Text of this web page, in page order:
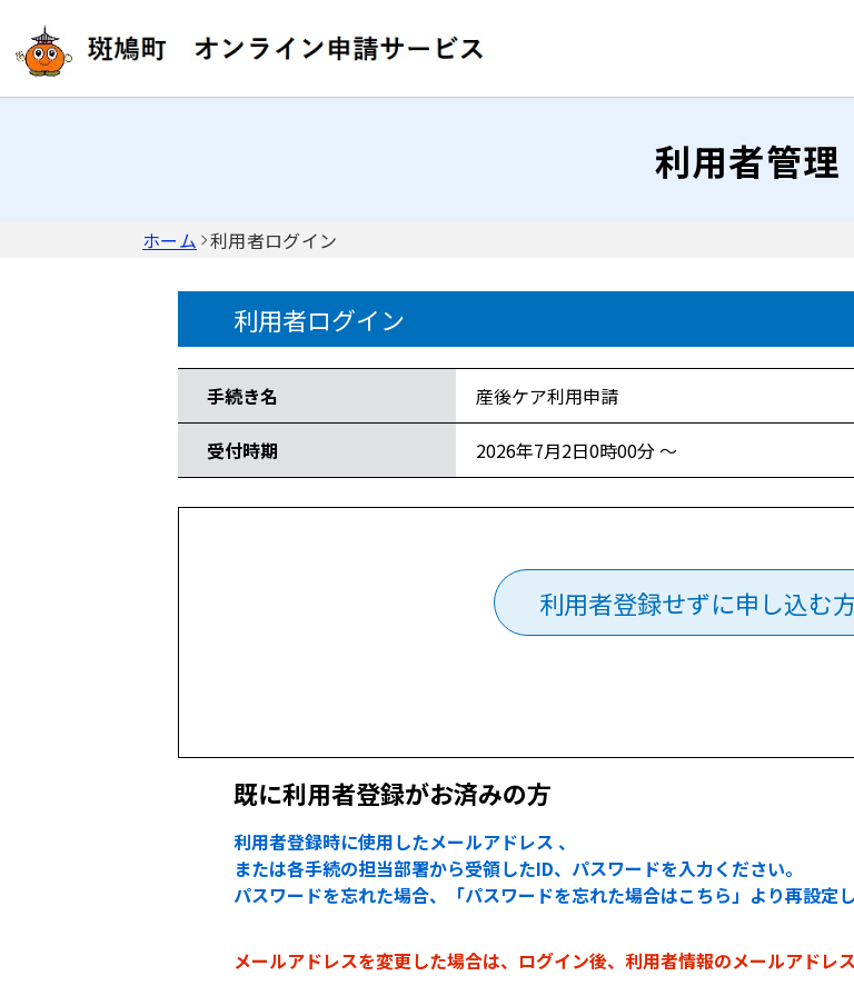
利用者管理
ホーム 利用者ログイン
利用者ログイン
手続き名 産後ケア利用申請
受付時期 2026年7月2日0時00分 ～
利用者登録せずに申し込む
既に利用者登録がお済みの方
利用者登録時に使用したメールアドレス 、
または各手続の担当部署から受領したID、パスワードを入力ください。
パスワードを忘れた場合、「パスワードを忘れた場合はこちら」より再設定し
メールアドレスを変更した場合は、ログイン後、利用者情報のメールアドレ